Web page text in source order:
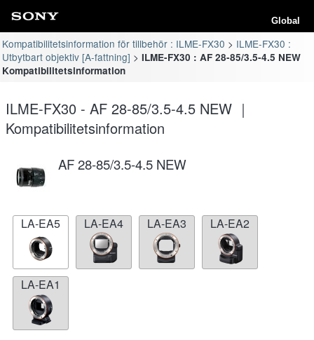
Global
Kompatibilitetsinformation för tillbehör : ILME-FX30
ILME-FX30 :
Utbytbart objektiv [A-fattning]
ILME-FX30 : AF 28-85/3.5-4.5 NEW
Kompatibilitetsinformation
ILME-FX30 - AF 28-85/3.5-4.5 NEW ｜
Kompatibilitetsinformation
AF 28-85/3.5-4.5 NEW
LA-EA5 LA-EA4 LA-EA3 LA-EA2
LA-EA1